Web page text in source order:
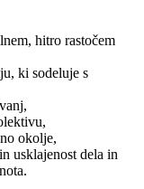
hitro rastočem
ki sodeluje s
okolje,
usklajenost dela in